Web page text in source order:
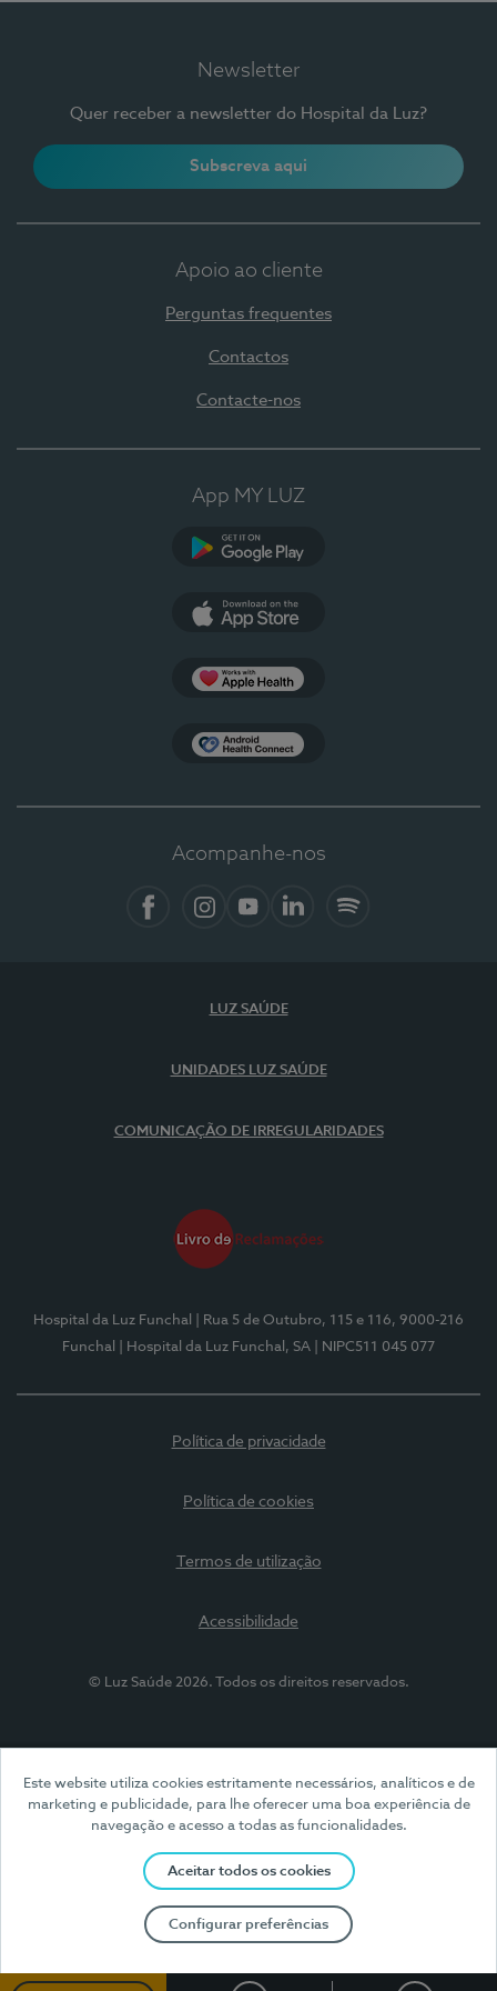
Este website utiliza cookies estritamente necessários, analíticos e de
marketing e publicidade, para lhe oferecer uma boa experiência de
navegação e acesso a todas as funcionalidades.
Aceitar todos os cookies
Configurar preferências
Newsletter
Quer receber a newsletter do Hospital da Luz?
Subscreva aqui
Apoio ao cliente
Perguntas frequentes
Contactos
Contacte-nos
App MY LUZ
Acompanhe-nos
LUZ SAÚDE
UNIDADES LUZ SAÚDE
COMUNICAÇÃO DE IRREGULARIDADES
Hospital da Luz Funchal
| Rua 5 de Outubro, 115 e 116, 9000-216
Funchal
| Hospital da Luz Funchal, SA | NIPC511 045 077
Política de privacidade
Política de cookies
Termos de utilização
Acessibilidade
© Luz Saúde 2026. Todos os direitos reservados.